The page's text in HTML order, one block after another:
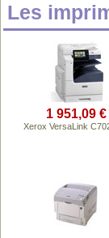
Les
1 951,09 €
Xerox VersaLink